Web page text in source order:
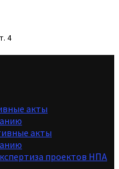
4
акты
акты
проектов НПА